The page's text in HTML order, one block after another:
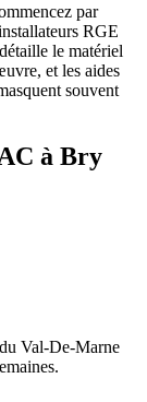
par
RGE
le matériel
et les aides
souvent
à Bry
Val-De-Marne